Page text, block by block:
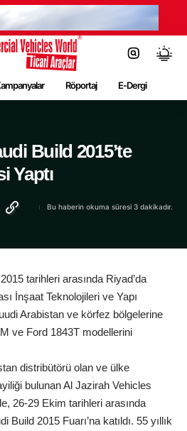
Röportaj E-Dergi
Build 2015’te
Yaptı
Bu haberin okuma süresi 3 dakikadır.
tarihleri arasında Riyad’da
İnşaat Teknolojileri ve Yapı
Arabistan ve körfez bölgelerine
ve Ford 1843T modellerini
distribütörü olan ve ülke
bulunan Al Jazirah Vehicles
26-29 Ekim tarihleri arasında
Build 2015 Fuarı’na katıldı. 55 yıllık